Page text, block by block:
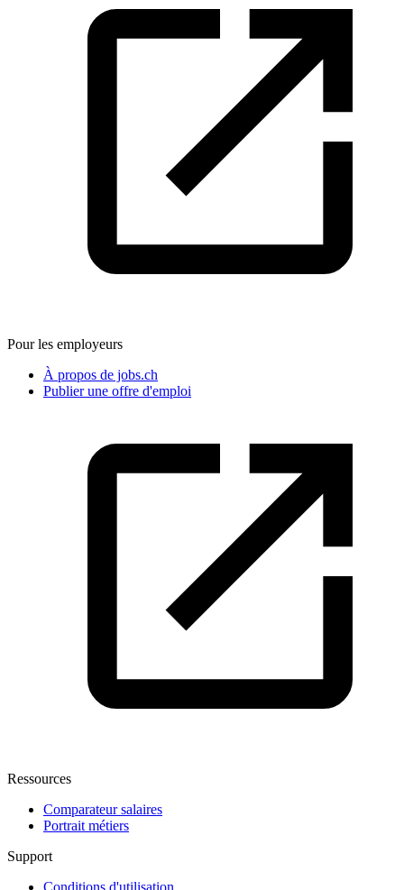
Pour les employeurs
À propos de jobs.ch
Publier une offre d'emploi
Ressources
Comparateur salaires
Portrait métiers
Support
Conditions d'utilisation